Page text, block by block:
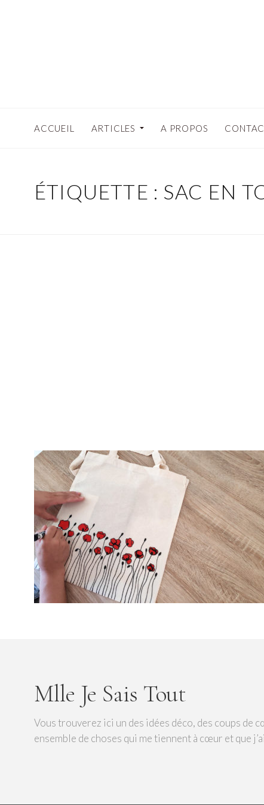
ACCUEIL ARTICLES A PROPOS
ÉTIQUETTE : SAC EN
Mlle Je Sais Tout
Vous trouverez ici un des idées déco, des coups de
ensemble de choses qui me tiennent à cœur et que